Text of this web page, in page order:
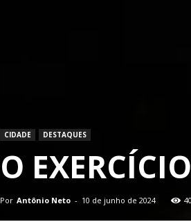
CIDADE DESTAQUES
O
Por Antônio Neto - 10 de junho de 2024